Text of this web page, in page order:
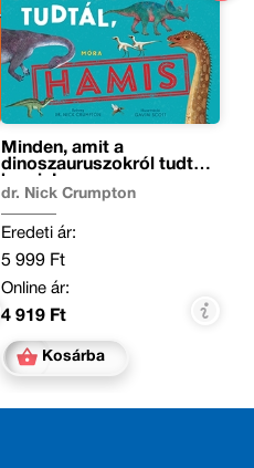
Minden, amit a
dinoszauruszokról tudtál,
dr. Nick Crumpton
Eredeti ár:
5 999 Ft
Online ár:
4 919 Ft
Kosárba